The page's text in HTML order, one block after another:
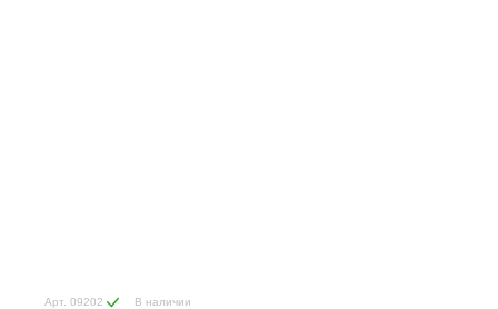
Арт. 09202 В наличии